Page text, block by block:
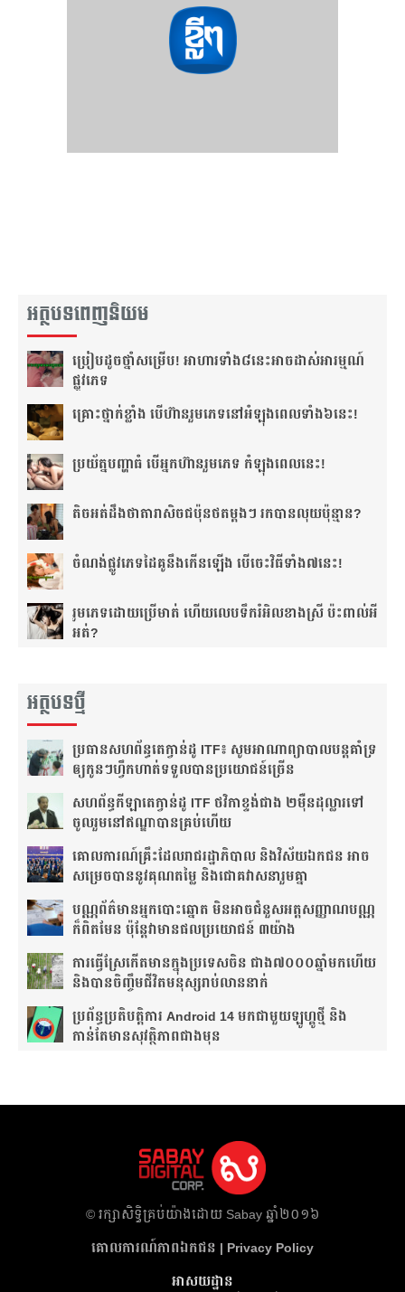
អត្ថបទពេញនិយម
ប្រៀប​ដូច​ថ្នាំ​សម្រើប! អាហារ​ទាំង​៨​នេះ​អាច​ដាស់​អារម្មណ៍​
ផ្លូវភេទ
គ្រោះថ្នាក់​ខ្លាំង បើហ៊ាន​រួមភេទ​នៅ​អំឡុង​ពេល​ទាំង៦​នេះ!
ប្រយ័ត្ន​បញ្ហា​ធំ បើ​អ្នក​ហ៊ាន​រួមភេទ កំឡុង​ពេល​នេះ!
តិច​អត់​ដឹង​​ថាតារា​សិច​ជប៉ុន​ថត​ម្ដងៗ រកបាន​លុយ​ប៉ុន្មាន?
ចំណង់​ផ្លូវ​ភេទ​ដៃគូ​នឹង​កើន​ឡើង បើចេះ​វិធីទាំង​៧នេះ!
រួមភេទ​ដោយ​ប្រើ​មាត់ ហើយ​លេប​ទឹក​រំអិល​ខាង​ស្រី ប៉ះពាល់​អី​
អត់?
អត្ថបទថ្មី
ប្រធាន​សហព័ន្ធ​តេក្វាន់ដូ​ ITF៖​ សូម​អាណាព្យាបាល​បន្ត​គាំទ្រ​
ឲ្យ​កូនៗ​ហ្វឹកហាត់​ទទួលបាន​ប្រយោជន៍​ច្រើន​
សហព័ន្ធ​កីឡាតេក្វាន់ដូ​ ITF​ ថវិកា​ខ្ទង់​ជាង​ ២ម៉ឺន​ដុល្លារ​ទៅ​
ចូលរួម​នៅ​ឥណ្ឌា​បាន​គ្រប់​ហើយ​
គោលការណ៍គ្រឹះ​ដែល​រាជរដ្ឋាភិបាល និងវិស័យឯកជន អាច​
សម្រេចបាននូវគុណតម្លៃ និងជោគវាសនារួមគ្នា
បណ្ណ​ព័ត៌មាន​អ្នកបោះឆ្នោត មិនអាចជំនួសអត្តសញ្ញាណបណ្ណ
ក៏ពិតមែន ប៉ុន្តែវាមានផលប្រយោជន៍ ៣យ៉ាង
ការ​ធ្វើ​ស្រែ​កើត​មាន​ក្នុង​ប្រទេស​ចិន​ ជាង​៧​០០០​ឆ្នាំ​មក​ហើយ
និងបានចិញ្ចឹមជីវិតមនុស្សរាប់លាននាក់
ប្រព័ន្ធប្រតិបត្តិការ Android 14 មកជាមួយឡូហ្គូថ្មី និង​
កាន់តែ​មានសុវត្ថិភាព​ជាងមុន
​© រក្សា​សិទ្ធិ​គ្រប់​យ៉ាង​ដោយ​ Sabay ឆ្នាំ​២០១៦
គោលការណ៍​ភាព​ឯកជន | Privacy Policy
អាសយដ្ឋាន